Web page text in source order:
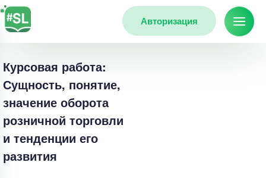
Авторизация
Курсовая работа:
Сущность, понятие,
значение оборота
розничной торговли
и тенденции его
развития